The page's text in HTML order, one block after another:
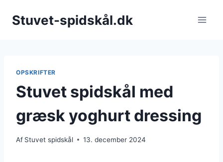
Stuvet-spidskål.dk
OPSKRIFTER
Stuvet spidskål med
græsk yoghurt dressing
Af Stuvet spidskål 13. december 2024